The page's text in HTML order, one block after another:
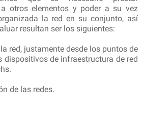
otros elementos y poder a su vez
la red en su conjunto, así
resultan ser los siguientes:
red, justamente desde los puntos de
dispositivos de infraestructura de red
de las redes.